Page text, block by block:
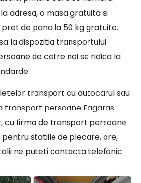
adresa, o masa gratuita si
pret de pana la 50 kg gratuite.
la dispozitia transportului
de catre noi se ridica la
transport cu autocarul sau
transport persoane Fagaras
cu firma de transport persoane
pentru statiile de plecare, ore,
ne puteti contacta telefonic.